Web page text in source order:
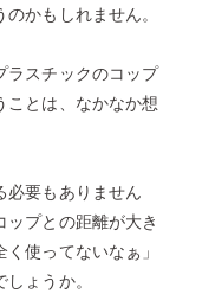
かもしれません。
ラスチックのコップ
ことは、なかなか想
必要もありません
プとの距離が大き
使ってないなぁ」
ょうか。